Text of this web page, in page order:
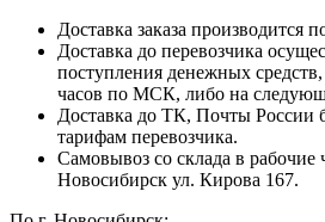
Доставка заказа производится
Доставка до перевозчика
поступления денежных
часов по МСК, либо на
Доставка до ТК, Почты России
тарифам перевозчика.
Самовывоз со склада в рабочие
Новосибирск ул. Кирова 167.